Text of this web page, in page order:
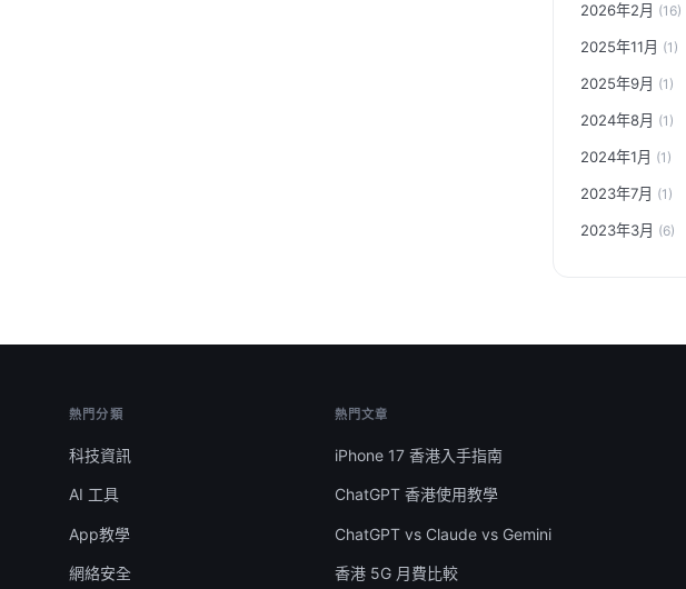
2026年2月 (16)
2025年11月 (1)
2025年9月 (1)
2024年8月 (1)
2024年1月 (1)
2023年7月 (1)
2023年3月 (6)
熱門分類
科技資訊
AI 工具
App教學
網絡安全
熱門文章
iPhone 17 香港入手指南
ChatGPT 香港使用教學
ChatGPT vs Claude vs Gemini
香港 5G 月費比較